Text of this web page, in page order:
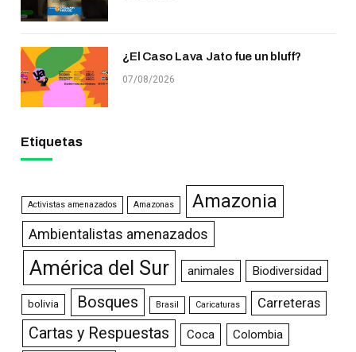
¿El Caso Lava Jato fue un bluff?
07/08/2026
Etiquetas
Activistas amenazados Amazonas Amazonia
Ambientalistas amenazados
América del Sur animales Biodiversidad
bolivia Bosques Brasil Caricaturas Carreteras
Cartas y Respuestas Coca Colombia